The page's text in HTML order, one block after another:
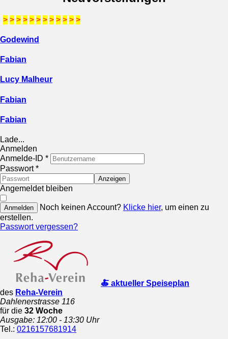
> > > > > > > > > > > >
Godewind
Fabian
Lucy Malheur
Fabian
Fabian
Lade...
Anmelden
Anmelde-ID *
Passwort*
Anzeigen
Angemeldet bleiben
Anmelden Noch keinen Account? Klicke hier, um einen zu
erstellen.
Passwort vergessen?
🍝 aktueller Speiseplan
des Reha-Verein
Dahlenerstrasse 116
für die 32 Woche
Ausgabe: 12:00 - 13:30 Uhr
Tel.: 0216157681914